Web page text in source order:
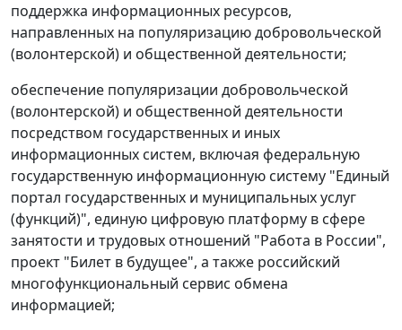
поддержка информационных ресурсов,
направленных на популяризацию добровольческой
(волонтерской) и общественной деятельности;
обеспечение популяризации добровольческой
(волонтерской) и общественной деятельности
посредством государственных и иных
информационных систем, включая федеральную
государственную информационную систему "Единый
портал государственных и муниципальных услуг
(функций)", единую цифровую платформу в сфере
занятости и трудовых отношений "Работа в России",
проект "Билет в будущее", а также российский
многофункциональный сервис обмена
информацией;